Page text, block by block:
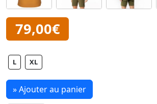
79,00€
L XL
» Ajouter au panier